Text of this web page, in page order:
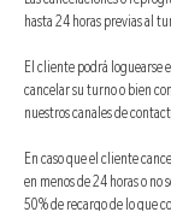
hasta 24 horas previas al
El cliente podrá loguearse
cancelar su turno o bien
nuestros canales de
En caso que el cliente
en menos de 24 horas o no
50% de recargo de lo que